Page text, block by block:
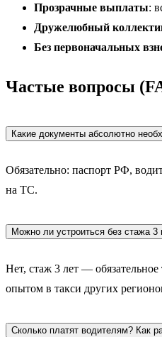
Прозрачные выплаты:
Дружелюбный
Без первоначальных
Частые вопросы
Какие документы абсолютно
Обязательно: паспорт РФ,
на ТС.
Можно ли устроиться без стажа 3
Нет, стаж 3 лет —
опытом в такси других
Сколько платят водителям? Как